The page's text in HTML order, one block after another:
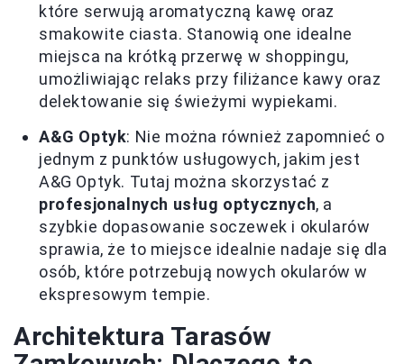
które serwują aromatyczną kawę oraz
smakowite ciasta. Stanowią one idealne
miejsca na krótką przerwę w shoppingu,
umożliwiając relaks przy filiżance kawy oraz
delektowanie się świeżymi wypiekami.
A&G Optyk: Nie można również zapomnieć o
jednym z punktów usługowych, jakim jest
A&G Optyk. Tutaj można skorzystać z
profesjonalnych usług optycznych, a
szybkie dopasowanie soczewek i okularów
sprawia, że to miejsce idealnie nadaje się dla
osób, które potrzebują nowych okularów w
ekspresowym tempie.
Architektura Tarasów